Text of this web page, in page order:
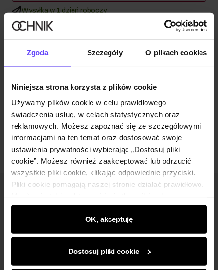
Zgoda Szczegóły O plikach cookies
Niniejsza strona korzysta z plików cookie
Używamy plików cookie w celu prawidłowego
świadczenia usług, w celach statystycznych oraz
reklamowych. Możesz zapoznać się ze szczegółowymi
informacjami na ten temat oraz dostosować swoje
ustawienia prywatności wybierając „Dostosuj pliki
cookie”. Możesz również zaakceptować lub odrzucić
wszystkie pliki cookie, klikając odpowiednie przyciski.
Pliki cookie pomagają naszej stronie działać prawidłowo.
wyświetlać im dopasowane do ich preferencji treści,
rekomendacje oraz komunikaty reklamowe informujące o
najnowszych promocjach w e-sklepie. Informacje o tym,
partnerom społecznościowym, reklamowym i
analitycznym. Partnerzy mogą połączyć te informacje z
OK, akceptuję
Dostosuj pliki cookie
Wysyłka w 1 dzień roboczy
Opis produktu
Szczegóły
Skład i wymiary
Opinie